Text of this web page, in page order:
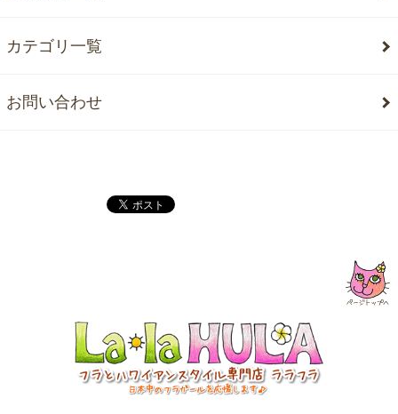
カテゴリ一覧
お問い合わせ